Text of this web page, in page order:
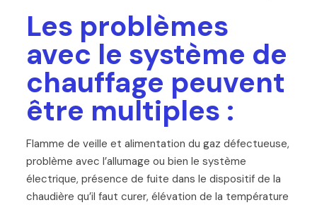
Les problèmes
avec le système de
chauffage peuvent
être multiples :
Flamme de veille et alimentation du gaz défectueuse,
problème avec l’allumage ou bien le système
électrique, présence de fuite dans le dispositif de la
chaudière qu’il faut curer, élévation de la température